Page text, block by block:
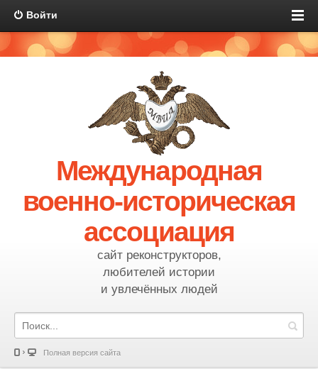
Войти
Международная
военно-историческая
ассоциация
сайт реконструкторов,
любителей истории
и увлечённых людей
Полная версия сайта